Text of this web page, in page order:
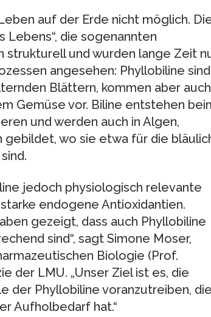
auf der Erde nicht möglich.
die sogenannten
strukturell und wurden lange Zeit
angesehen: Phyllobiline sind
Blättern, kommen aber auch
Gemüse vor. Biline entstehen
und werden auch in Algen,
wo sie etwa für die
jedoch physiologisch relevante
endogene Antioxidantien.
gezeigt, dass auch Phyllobiline
sind“, sagt Simone Moser,
Biologie (Prof.
der LMU. „Unser Ziel ist es, die
der Phyllobiline voranzutreiben, die
Aufholbedarf hat.“